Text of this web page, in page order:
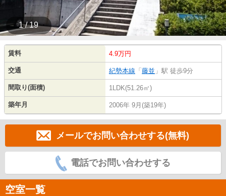
1 / 19
賃料 4.9万円
交通 紀勢本線 「 藤並 」駅 徒歩9分
間取り(面積) 1LDK(51.26㎡)
築年月 2006年 9月(築19年)
メールでお問い合わせする(無料)
電話でお問い合わせする
空室一覧